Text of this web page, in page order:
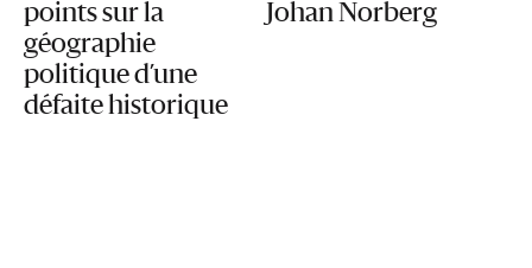
points sur la
géographie
politique d’une
défaite historique
Johan Norberg